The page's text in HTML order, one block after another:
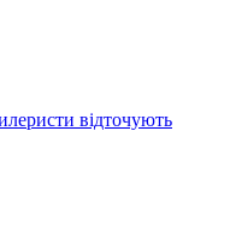
відточують